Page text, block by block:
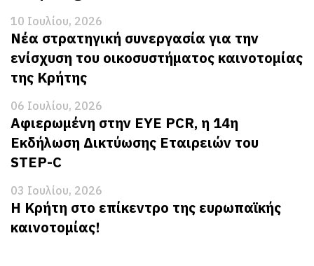
10 Ιουλίου, 2026
Νέα στρατηγική συνεργασία για την
ενίσχυση του οικοσυστήματος καινοτομίας
της Κρήτης
06 Ιουλίου, 2026
Αφιερωμένη στην EYE PCR, η 14η
Εκδήλωση Δικτύωσης Εταιρειών του
STEP-C
03 Ιουλίου, 2026
Η Κρήτη στο επίκεντρο της ευρωπαϊκής
καινοτομίας!